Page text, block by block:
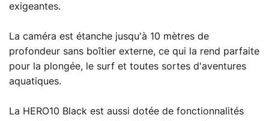
exigeantes.
La caméra est étanche jusqu'à 10 mètres de
profondeur sans boîtier externe, ce qui la rend parfaite
pour la plongée, le surf et toutes sortes d'aventures
aquatiques.
La HERO10 Black est aussi dotée de fonctionnalités